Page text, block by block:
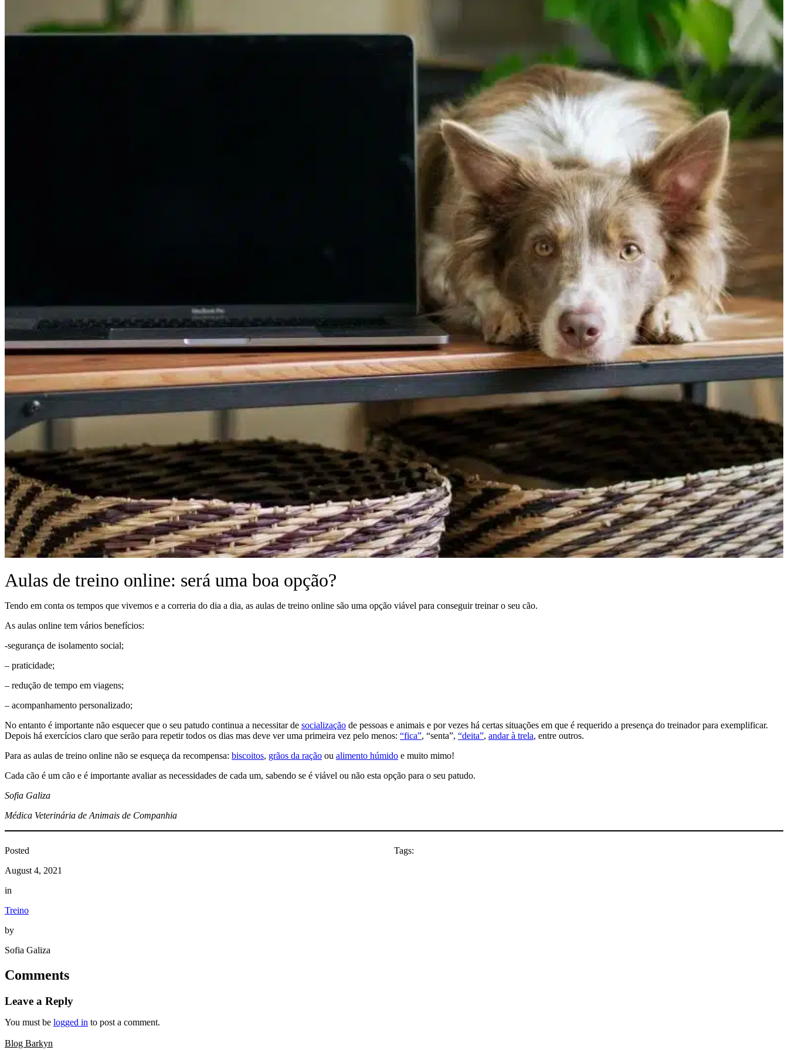
Aulas de treino online: será uma boa opção?
Tendo em conta os tempos que vivemos e a correria do dia a dia, as aulas de treino online são uma opção viável para conseguir treinar o seu cão.
As aulas online tem vários benefícios:
-segurança de isolamento social;
– praticidade;
– redução de tempo em viagens;
– acompanhamento personalizado;
No entanto é importante não esquecer que o seu patudo continua a necessitar de socialização de pessoas e animais e por vezes há certas situações em que é requerido a presença do treinador para exemplificar.
Depois há exercícios claro que serão para repetir todos os dias mas deve ver uma primeira vez pelo menos: “fica”, “senta”, “deita”, andar à trela, entre outros.
Para as aulas de treino online não se esqueça da recompensa: biscoitos, grãos da ração ou alimento húmido e muito mimo!
Cada cão é um cão e é importante avaliar as necessidades de cada um, sabendo se é viável ou não esta opção para o seu patudo.
Sofia Galiza
Médica Veterinária de Animais de Companhia
Posted
August 4, 2021
in
Treino
by
Sofia Galiza
Tags:
Comments
Leave a Reply
You must be logged in to post a comment.
Blog Barkyn